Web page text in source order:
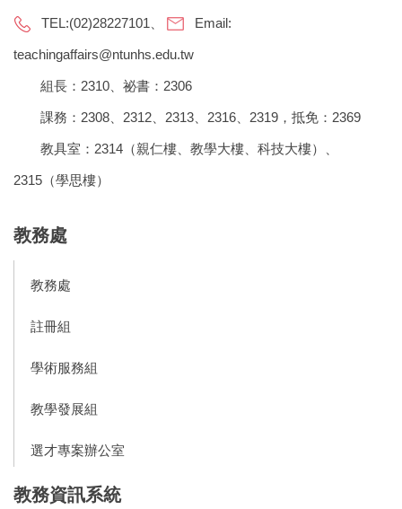
TEL:(02)28227101、 Email:
teachingaffairs@ntunhs.edu.tw
組長：2310、祕書：2306
課務：2308、2312、2313、2316、2319，抵免：2369
教具室：2314（親仁樓、教學大樓、科技大樓）、
2315（學思樓）
教務處
教務處
註冊組
學術服務組
教學發展組
選才專案辦公室
教務資訊系統